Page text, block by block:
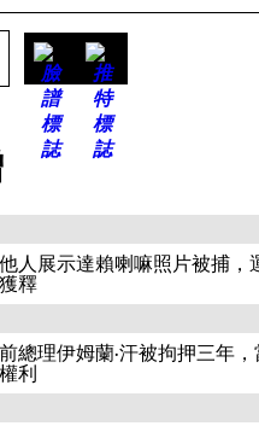
人展示達賴喇嘛照片被捕，
釋
總理伊姆蘭·汗被拘押三年，
利